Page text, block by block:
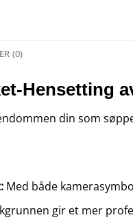
(0)
Hensetting
din som
Med både
gir et mer